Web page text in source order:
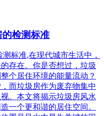
检测标准
标准,在现代城市生活中，
存在。你是否想过，垃圾
个居住环境的能量流动？
而垃圾房作为废弃物集中
。本文将揭示垃圾房风水
一个更和谐的居住空间。